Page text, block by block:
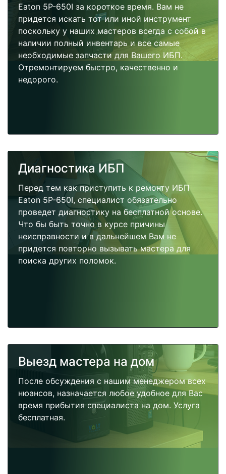
Eaton 5P-650I за короткое время. Вам не
придется искать тот или иной инструмент
поскольку у наших мастеров всегда с собой в
наличии полный инвентарь и все самые
необходимые запчасти для Вашего ИБП.
Отремонтируем быстро, качественно и
недорого.
Диагностика ИБП
Перед тем как приступить к ремонту ИБП
Eaton 5P-650I, специалист обязательно
проведет диагностику на бесплатной основе.
Что бы быть точно в курсе причины
неисправности и в дальнейшем Вам не
придется повторно вызывать мастера для
поиска других поломок.
Выезд мастера на дом
После обсуждения с нашим менеджером всех
нюансов, назначается любое удобное для Вас
время прибытия специалиста на дом. Услуга
бесплатная.